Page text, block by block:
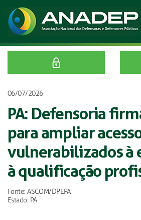
06/07/2026
PA: Defensoria
para ampliar
vulnerabilizados à
à qualificação
Fonte: ASCOM/DPEPA
Estado: PA